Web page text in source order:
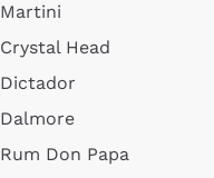
Martini
Crystal Head
Dictador
Dalmore
Rum Don Papa